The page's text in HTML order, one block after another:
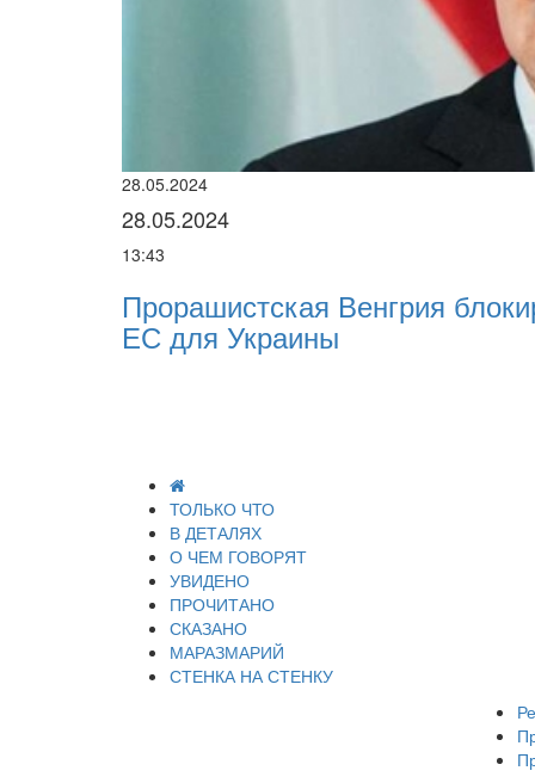
28.05.2024
28.05.2024
13:43
Прорашистская Венгрия
ЕС для Украины
ТОЛЬКО ЧТО
В ДЕТАЛЯХ
О ЧЕМ ГОВОРЯТ
УВИДЕНО
ПРОЧИТАНО
СКАЗАНО
МАРАЗМАРИЙ
СТЕНКА НА СТЕНКУ